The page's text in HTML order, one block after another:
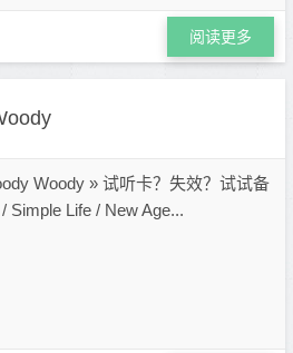
阅读更多
Woody » 试听卡？失效？试试备
Simple Life / New Age...